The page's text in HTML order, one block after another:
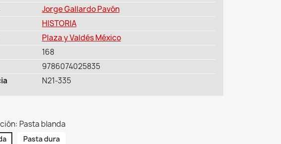
Jorge Gallardo Pavón
HISTORIA
Plaza y Valdés México
168
9786074025835
N21-335
Pasta blanda
Pasta dura